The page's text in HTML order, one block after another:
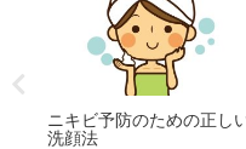
ニキビ予防のための正し
洗顔法